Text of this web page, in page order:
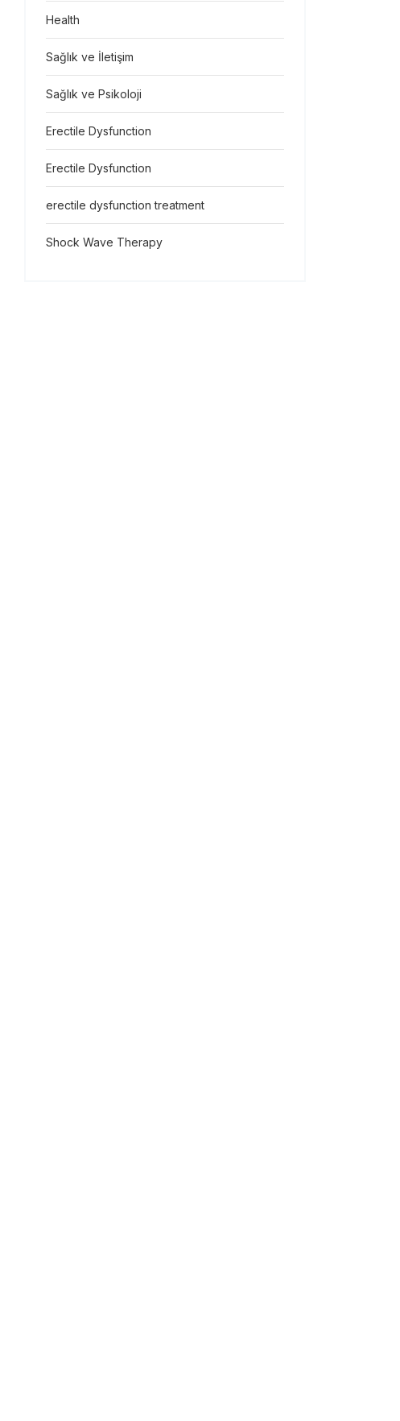
Health
Sağlık ve İletişim
Sağlık ve Psikoloji
Erectile Dysfunction
Erectile Dysfunction
erectile dysfunction treatment
Shock Wave Therapy